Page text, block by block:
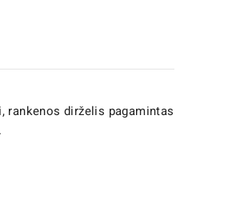
dirželis pagamintas